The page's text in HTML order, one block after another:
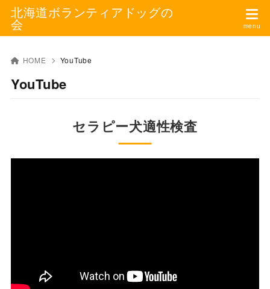
北海道ボランティアドッグの
会
HOME YouTube
YouTube
セラピー犬適性検査